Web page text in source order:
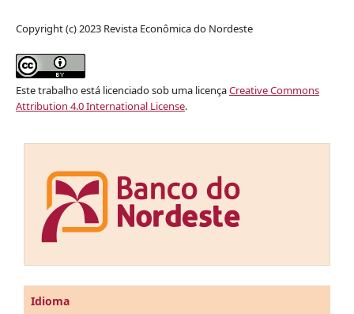
Copyright (c) 2023 Revista Econômica do Nordeste
Este trabalho está licenciado sob uma licençaCreative Commons
Attribution 4.0 International License.
Idioma